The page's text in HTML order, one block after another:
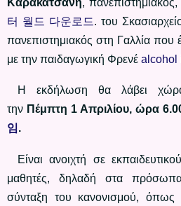
터 월드 다운로드. του
πανεπιστημιακός στη Γαλλία που
με την παιδαγωγική Φρενέ alcohol
Η εκδήλωση θα λάβει
την Πέμπτη 1 Απριλίου, ώρα
임.
Είναι ανοιχτή σε
μαθητές, δηλαδή στα
σύνταξη του κανονισμού,